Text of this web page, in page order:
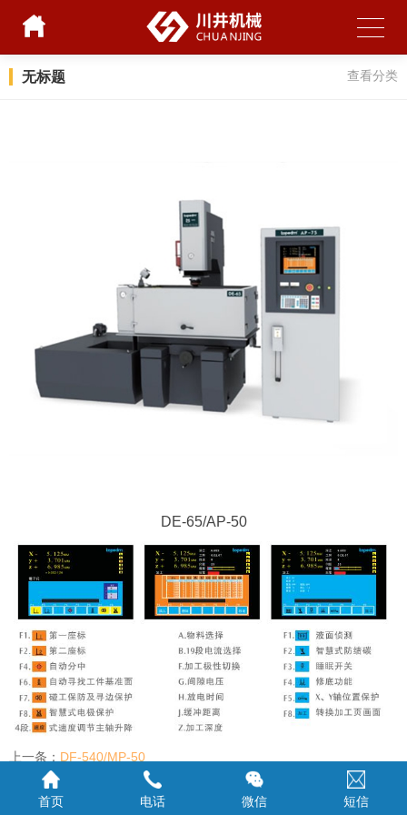
无标题 查看分类
DE-65/AP-50
上一条： DF-540/MP-50
下一条：
首页
电话 微信 短信